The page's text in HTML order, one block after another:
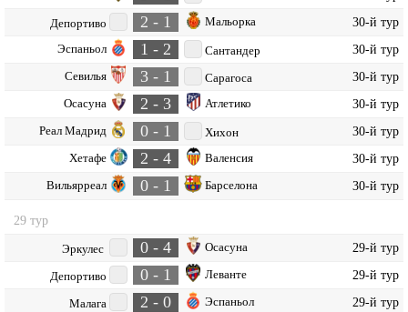
Депортиво 2 - 1 Мальорка 30-й тур
Эспаньол 1 - 2 Сантандер 30-й тур
Севилья 3 - 1 Сарагоса 30-й тур
Осасуна 2 - 3 Атлетико 30-й тур
Реал Мадрид 0 - 1 Хихон 30-й тур
Хетафе 2 - 4 Валенсия 30-й тур
Вильярреал 0 - 1 Барселона 30-й тур
29 тур
Эркулес 0 - 4 Осасуна 29-й тур
Депортиво 0 - 1 Леванте 29-й тур
Малага 2 - 0 Эспаньол 29-й тур